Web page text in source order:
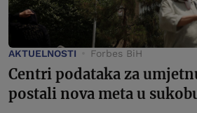
AKTUELNOSTI Forbes BiH
Centri podataka za
postali nova meta u